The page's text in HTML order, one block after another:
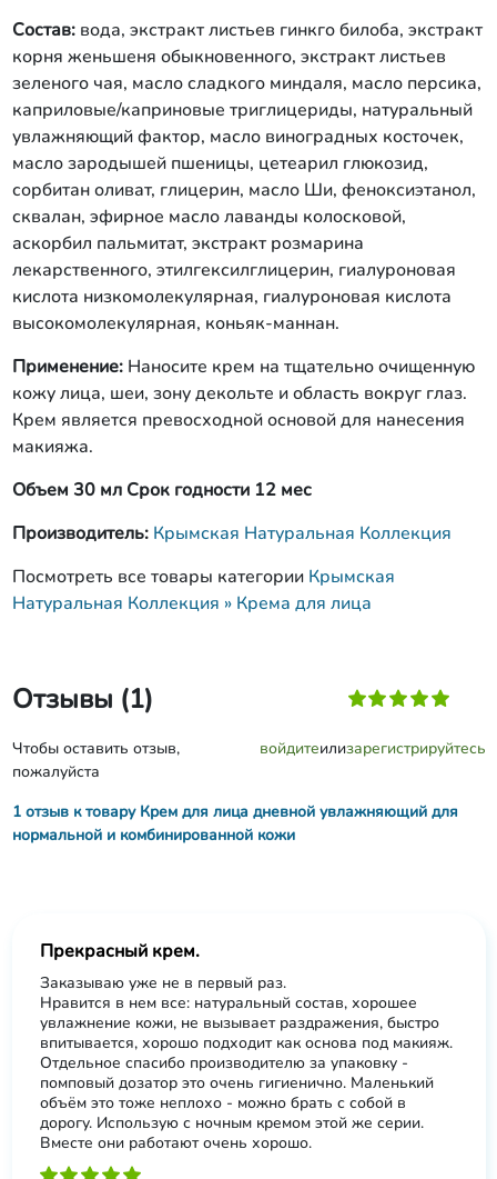
Состав:вода, экстракт листьев гинкго билоба, экстракт
корня женьшеня обыкновенного, экстракт листьев
зеленого чая, масло сладкого миндаля, масло персика,
каприловые/каприновые триглицериды, натуральный
увлажняющий фактор, масло виноградных косточек,
масло зародышей пшеницы, цетеарил глюкозид,
сорбитан оливат, глицерин, масло Ши, феноксиэтанол,
сквалан, эфирное масло лаванды колосковой,
аскорбил пальмитат, экстракт розмарина
лекарственного, этилгексилглицерин, гиалуроновая
кислота низкомолекулярная, гиалуроновая кислота
высокомолекулярная, коньяк-маннан.
Применение:Наносите крем на тщательно очищенную
кожу лица, шеи, зону декольте и область вокруг глаз.
Крем является превосходной основой для нанесения
макияжа.
Объем 30 мл Срок годности 12 мес
Производитель: Крымская Натуральная Коллекция
Посмотреть все товары категории Крымская
Натуральная Коллекция » Крема для лица
Отзывы (1)
Чтобы оставить отзыв,
пожалуйста
войдитеилизарегистрируйтесь
1 отзыв к товару Крем для лица дневной увлажняющий для
нормальной и комбинированной кожи
Прекрасный крем.
Заказываю уже не в первый раз.
Нравится в нем все: натуральный состав, хорошее
увлажнение кожи, не вызывает раздражения, быстро
впитывается, хорошо подходит как основа под макияж.
Отдельное спасибо производителю за упаковку -
помповый дозатор это очень гигиенично. Маленький
объём это тоже неплохо - можно брать с собой в
дорогу. Использую с ночным кремом этой же серии.
Вместе они работают очень хорошо.